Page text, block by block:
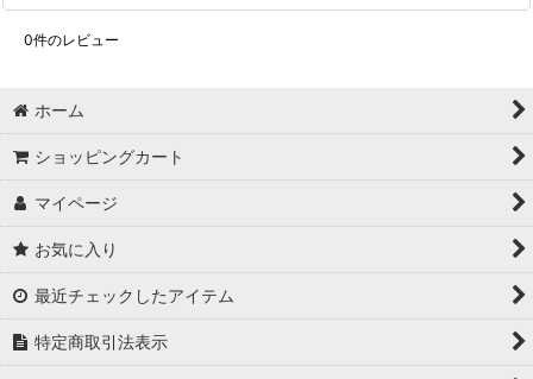
0件のレビュー
ホーム
ショッピングカート
マイページ
お気に入り
最近チェックしたアイテム
特定商取引法表示